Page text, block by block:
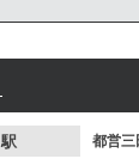
駅 都営三